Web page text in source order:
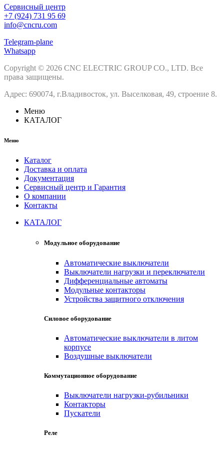
Сервисный центр
+7 (924) 731 95 69
info@cncru.com
Telegram-plane
Whatsapp
Copyright © 2026 CNC ELECTRIC GROUP CO., LTD. Все
права защищены.
Адрес: 690074, г.Владивосток, ул. Выселковая, 49, строение 8.
Меню
КАТАЛОГ
Меню
Каталог
Доставка и оплата
Документация
Сервисный центр и Гарантия
О компании
Контакты
КАТАЛОГ
Модульное оборудование
Автоматические выключатели
Выключатели нагрузки и переключатели
Дифференциальные автоматы
Модульные контакторы
Устройства защитного отключения
Силовое оборудование
Автоматические выключатели в литом
корпусе
Воздушные выключатели
Коммутационное оборудование
Выключатели нагрузки-рубильники
Контакторы
Пускатели
Реле